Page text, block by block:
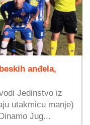
anđela,
Jedinstvo iz
utakmicu manje)
Jug...